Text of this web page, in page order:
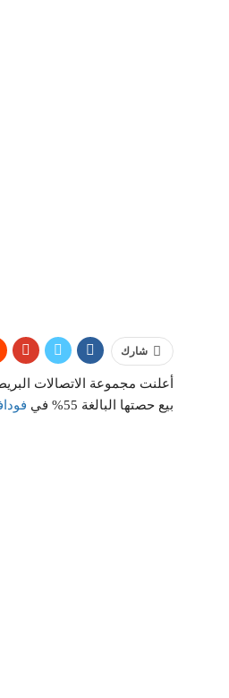
شارك
أعلنت مجموعة الاتصالات
بيع حصتها البالغة 55% في